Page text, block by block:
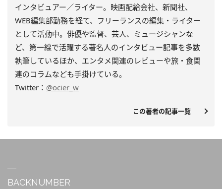
インタビュアー／ライター。映画配給会社、新聞社、
WEB編集部勤務を経て、フリーランスの編集・ライター
として活動中。俳優や監督、芸人、ミュージシャンな
ど、第一線で活躍する著名人のインタビュー記事を多数
執筆しているほか、エンタメ関連のレビューや旅・食関
連のコラムなども手掛けている。
Twitter： @ocier_w
この著者の記事一覧
BACKNUMBER